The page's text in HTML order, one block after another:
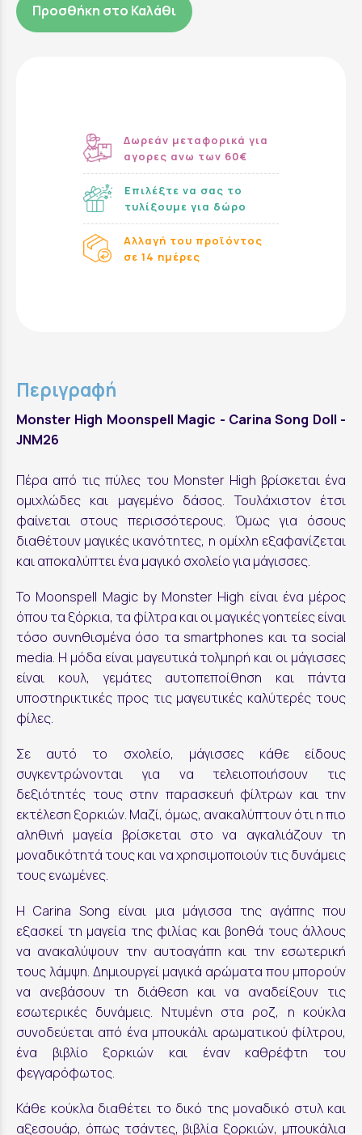
Προσθήκη στο Καλάθι
Δωρεάν μεταφορικά για
αγορες ανω των 60€
Επιλέξτε να σας το
τυλίξουμε για δώρο
Αλλαγή του προϊόντος
σε 14 ημέρες
Περιγραφή
Monster High Moonspell Magic - Carina Song Doll -
JNM26
Πέρα από τις πύλες του Monster High βρίσκεται ένα
ομιχλώδες και μαγεμένο δάσος. Τουλάχιστον έτσι
φαίνεται στους περισσότερους. Όμως για όσους
διαθέτουν μαγικές ικανότητες, η ομίχλη εξαφανίζεται
και αποκαλύπτει ένα μαγικό σχολείο για μάγισσες.
Το Moonspell Magic by Monster High είναι ένα μέρος
όπου τα ξόρκια, τα φίλτρα και οι μαγικές γοητείες είναι
τόσο συνηθισμένα όσο τα smartphones και τα social
media. Η μόδα είναι μαγευτικά τολμηρή και οι μάγισσες
είναι κουλ, γεμάτες αυτοπεποίθηση και πάντα
υποστηρικτικές προς τις μαγευτικές καλύτερές τους
φίλες.
Σε αυτό το σχολείο, μάγισσες κάθε είδους
συγκεντρώνονται για να τελειοποιήσουν τις
δεξιότητές τους στην παρασκευή φίλτρων και την
εκτέλεση ξορκιών. Μαζί, όμως, ανακαλύπτουν ότι η πιο
αληθινή μαγεία βρίσκεται στο να αγκαλιάζουν τη
μοναδικότητά τους και να χρησιμοποιούν τις δυνάμεις
τους ενωμένες.
Η Carina Song είναι μια μάγισσα της αγάπης που
εξασκεί τη μαγεία της φιλίας και βοηθά τους άλλους
να ανακαλύψουν την αυτοαγάπη και την εσωτερική
τους λάμψη. Δημιουργεί μαγικά αρώματα που μπορούν
να ανεβάσουν τη διάθεση και να αναδείξουν τις
εσωτερικές δυνάμεις. Ντυμένη στα ροζ, η κούκλα
συνοδεύεται από ένα μπουκάλι αρωματικού φίλτρου,
ένα βιβλίο ξορκιών και έναν καθρέφτη του
φεγγαρόφωτος.
Κάθε κούκλα διαθέτει το δικό της μοναδικό στυλ και
αξεσουάρ, όπως τσάντες, βιβλία ξορκιών, μπουκάλια